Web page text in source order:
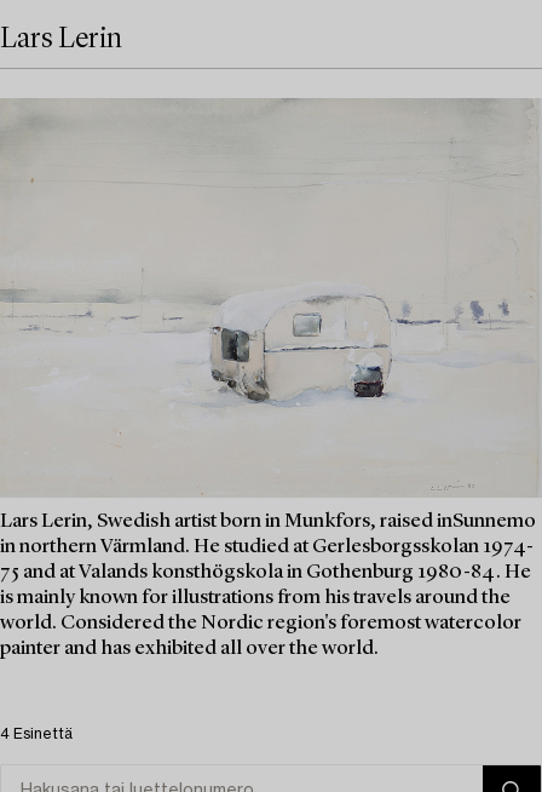
Lars Lerin
Lars Lerin, Swedish artist born in Munkfors, raised inSunnemo
in northern Värmland. He studied at Gerlesborgsskolan 1974-
75 and at Valands konsthögskola in Gothenburg 1980-84. He
is mainly known for illustrations from his travels around the
world. Considered the Nordic region's foremost watercolor
painter and has exhibited all over the world.
4 Esinettä